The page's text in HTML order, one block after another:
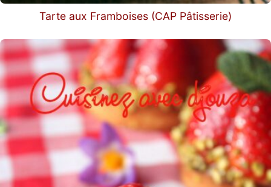
Tarte aux Framboises (CAP Pâtisserie)